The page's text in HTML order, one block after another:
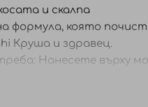
и скалпа
формула, която
Круша и здравец.
Нанесете върху
Achillea millefolium,